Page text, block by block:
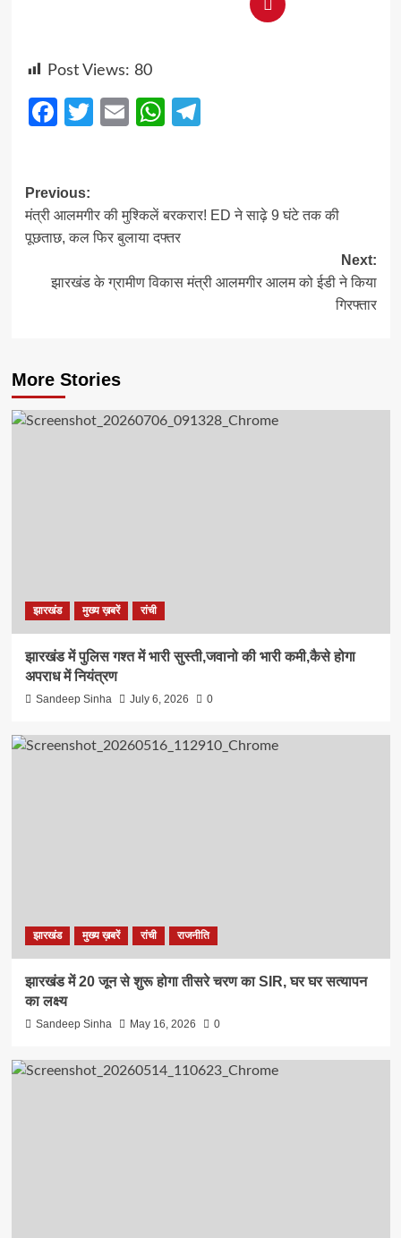
Post Views: 80
Facebook
Twitter
EmailWhatsApp
Post
navigation
Previous:
मंत्री आलमगीर की मुश्किलें बरकरार! ED ने साढ़े 9 घंटे तक की
पूछताछ, कल फिर बुलाया दफ्तर
Next:
झारखंड के ग्रामीण विकास मंत्री आलमगीर आलम को ईडी ने किया
गिरफ्तार
More Stories
झारखंड मुख्य ख़बरें रांची
झारखंड में पुलिस गश्त में भारी सुस्ती,जवानो की भारी कमी,कैसे होगा
अपराध में नियंत्रण
Sandeep Sinha July 6, 2026 0
झारखंड मुख्य ख़बरें रांची राजनीति
झारखंड में 20 जून से शुरू होगा तीसरे चरण का SIR, घर घर सत्यापन
का लक्ष्य
Sandeep Sinha May 16, 2026 0